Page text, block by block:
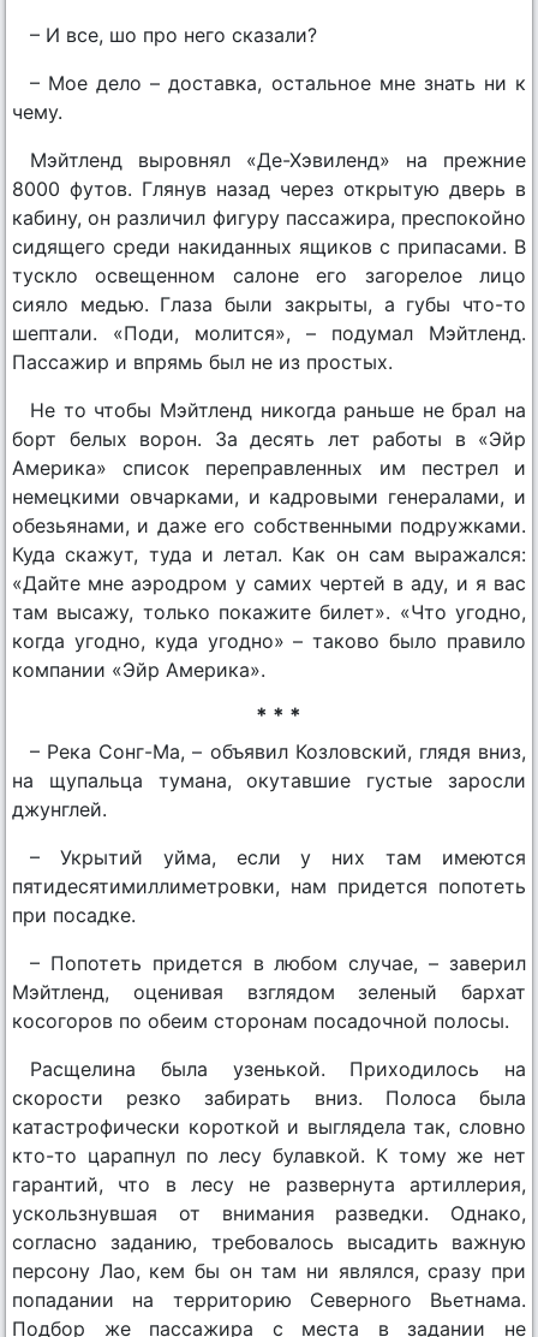
– И все, шо про него сказали?
– Мое дело – доставка, остальное мне знать ни к
чему.
Мэйтленд выровнял «Де-Хэвиленд» на прежние
8000 футов. Глянув назад через открытую дверь в
кабину, он различил фигуру пассажира, преспокойно
сидящего среди накиданных ящиков с припасами. В
тускло освещенном салоне его загорелое лицо
сияло медью. Глаза были закрыты, а губы что-то
шептали. «Поди, молится», – подумал Мэйтленд.
Пассажир и впрямь был не из простых.
Не то чтобы Мэйтленд никогда раньше не брал на
борт белых ворон. За десять лет работы в «Эйр
Америка» список переправленных им пестрел и
немецкими овчарками, и кадровыми генералами, и
обезьянами, и даже его собственными подружками.
Куда скажут, туда и летал. Как он сам выражался:
«Дайте мне аэродром у самих чертей в аду, и я вас
там высажу, только покажите билет». «Что угодно,
когда угодно, куда угодно» – таково было правило
компании «Эйр Америка».
* * *
– Река Сонг-Ма, – объявил Козловский, глядя вниз,
на щупальца тумана, окутавшие густые заросли
джунглей.
– Укрытий уйма, если у них там имеются
пятидесятимиллиметровки, нам придется попотеть
при посадке.
– Попотеть придется в любом случае, – заверил
Мэйтленд, оценивая взглядом зеленый бархат
косогоров по обеим сторонам посадочной полосы.
Расщелина была узенькой. Приходилось на
скорости резко забирать вниз. Полоса была
катастрофически короткой и выглядела так, словно
кто-то царапнул по лесу булавкой. К тому же нет
гарантий, что в лесу не развернута артиллерия,
ускользнувшая от внимания разведки. Однако,
согласно заданию, требовалось высадить важную
персону Лао, кем бы он там ни являлся, сразу при
попадании на территорию Северного Вьетнама.
Подбор же пассажира с места в задании не